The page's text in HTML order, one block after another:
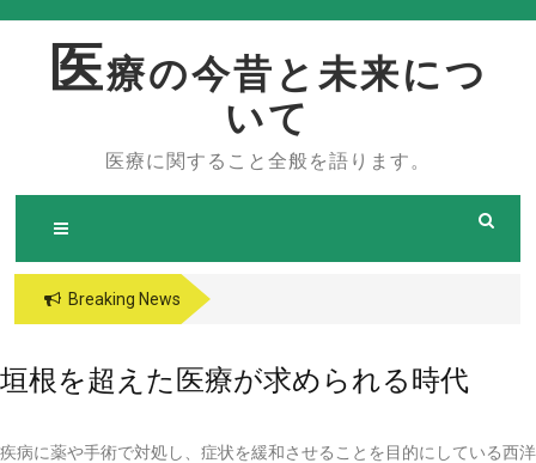
医療の今昔と未来につ
いて
医療に関すること全般を語ります。
Breaking News
垣根を超えた医療が求められる時代
疾病に薬や手術で対処し、症状を緩和させることを目的にしている西洋